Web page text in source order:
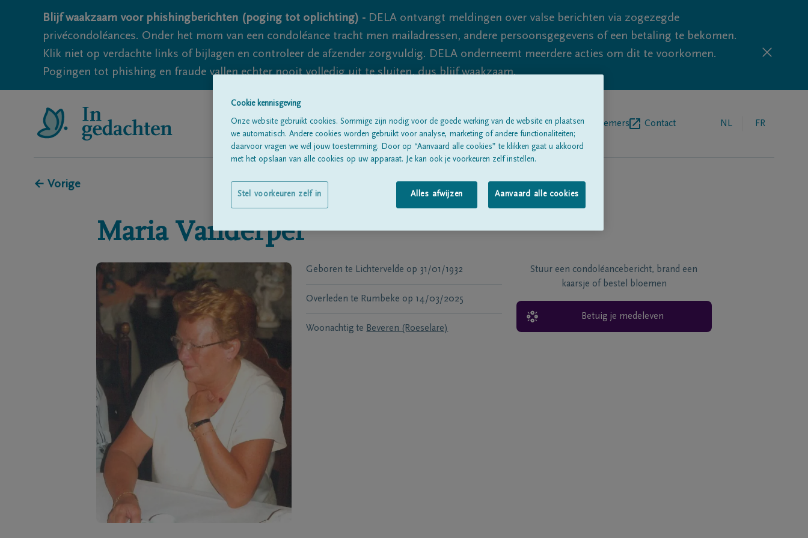
Blijf waakzaam voor phishingberichten (poging tot oplichting) - DELA ontvangt meldingen over valse berichten via zogezegde
privécondoléances. Onder het mom van een condoléance tracht men mailadressen, andere persoonsgegevens of een betaling te bekomen.
Klik niet op verdachte links of bijlagen en controleer de afzender zorgvuldig. DELA onderneemt meerdere acties om dit te voorkomen.
Pogingen tot phishing en fraude vallen echter nooit volledig uit te sluiten, dus blijf waakzaam.
Alle rouwberichtenOver onsBegrafenisondernemers Contact NL FR
← Vorige
Maria Vanderper
Geboren te Lichtervelde op 31/01/1932
Overleden te Rumbeke op 14/03/2025
Woonachtig te Beveren (Roeselare)
Stuur een condoléancebericht, brand een
kaarsje of bestel bloemen
Betuig je medeleven
Cookie kennisgeving
Onze website gebruikt cookies. Sommige zijn nodig voor de goede werking van de website en plaatsen
we automatisch. Andere cookies worden gebruikt voor analyse, marketing of andere functionaliteiten;
daarvoor vragen we wél jouw toestemming. Door op “Aanvaard alle cookies” te klikken gaat u akkoord
met het opslaan van alle cookies op uw apparaat. Je kan ook je voorkeuren zelf instellen.
Alles afwijzen Aanvaard alle cookies
Stel voorkeuren zelf in